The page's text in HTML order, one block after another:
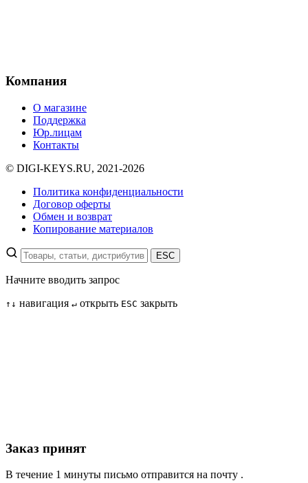
Компания
О магазине
Поддержка
Юр.лицам
Контакты
© DIGI-KEYS.RU, 2021-2026
Политика конфиденциальности
Договор оферты
Обмен и возврат
Копирование материалов
ESC
Начните вводить запрос
↑ ↓ навигация ↵ открыть ESC закрыть
Заказ принят
В течение 1 минуты письмо отправится на почту .